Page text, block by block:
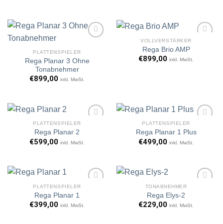
Artikel
PLATTENSPIELER
Rega Planar 3 Ohne
Tonabnehmer
€899,00 inkl. MwSt.
Artikel
VOLLVERSTÄRKER
Rega Brio AMP
€899,00 inkl. MwSt.
Artikel
PLATTENSPIELER
Rega Planar 2
€599,00 inkl. MwSt.
Artikel
PLATTENSPIELER
Rega Planar 1 Plus
€499,00 inkl. MwSt.
Artikel
PLATTENSPIELER
Rega Planar 1
€399,00 inkl. MwSt.
Artikel
TONABNEHMER
Rega Elys-2
€229,00 inkl. MwSt.